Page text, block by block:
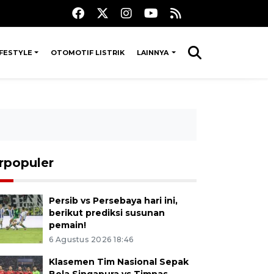
OTOMOTIF LISTRIK LAINNYA
Persib vs Persebaya hari ini,
berikut prediksi susunan
pemain!
6 Agustus 2026 18:46
Klasemen Tim Nasional Sepak